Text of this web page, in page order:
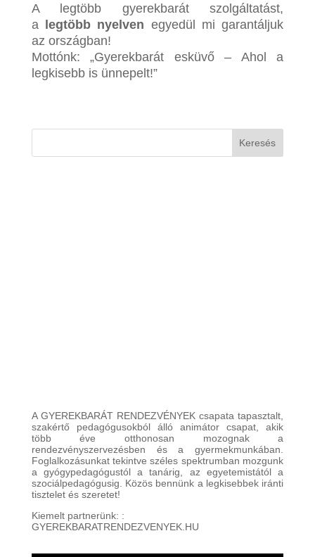
A legtöbb gyerekbarát szolgáltatást,
a legtöbb nyelven egyedül mi garantáljuk
az országban!
Mottónk: „Gyerekbarát esküvő – Ahol a
legkisebb is ünnepelt!”
A GYEREKBARÁT RENDEZVÉNYEK csapata tapasztalt,
szakértő pedagógusokból álló animátor csapat, akik
több éve otthonosan mozognak a
rendezvényszervezésben és a gyermekmunkában.
Foglalkozásunkat tekintve széles spektrumban mozgunk
a gyógypedagógustól a tanárig, az egyetemistától a
szociálpedagógusig. Közös bennünk a legkisebbek iránti
tisztelet és szeretet!
Kiemelt partnerünk: :
GYEREKBARATRENDEZVENYEK.HU